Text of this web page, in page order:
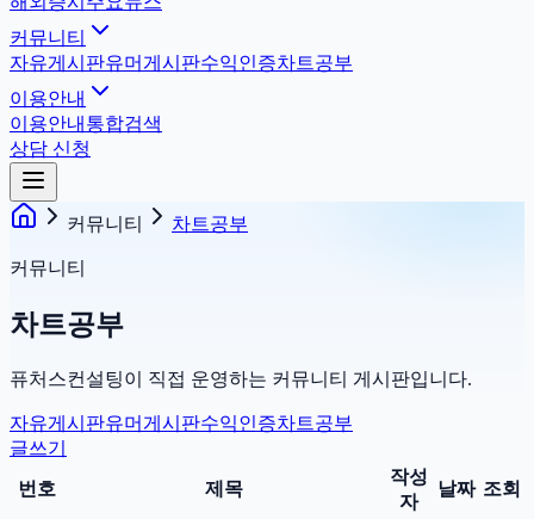
커뮤니티
자유게시판유머게시판수익인증차트공부
이용안내
이용안내 통합검색
상담 신청
커뮤니티 차트공부
커뮤니티
차트공부
퓨처스컨설팅이 직접 운영하는 커뮤니티 게시판입니다.
자유게시판유머게시판수익인증차트공부
글쓰기
번호
제목
작성
자
날짜 조회